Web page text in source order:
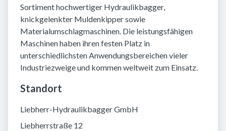
Sortiment hochwertiger Hydraulikbagger,
knickgelenkter Muldenkipper sowie
Materialumschlagmaschinen. Die leistungsfähigen
Maschinen haben ihren festen Platz in
unterschiedlichsten Anwendungsbereichen vieler
Industriezweige und kommen weltweit zum Einsatz.
Standort
Liebherr-Hydraulikbagger GmbH
Liebherrstraße 12